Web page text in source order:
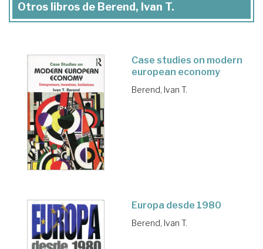
Otros libros de Berend, Ivan T.
Case studies on modern
european economy
Berend, Ivan T.
Europa desde 1980
Berend, Ivan T.